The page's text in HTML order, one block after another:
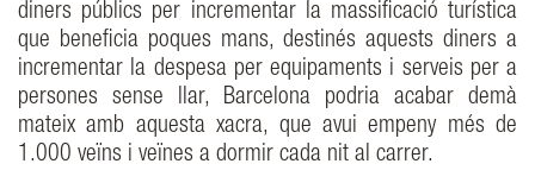
diners públics per incrementar la massificació turística
que beneficia poques mans, destinés aquests diners a
incrementar la despesa per equipaments i serveis per a
persones sense llar, Barcelona podria acabar demà
mateix amb aquesta xacra, que avui empeny més de
1.000 veïns i veïnes a dormir cada nit al carrer.